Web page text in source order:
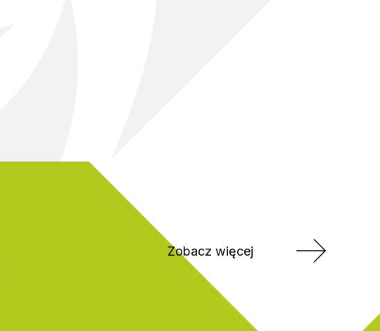
Zobacz więcej